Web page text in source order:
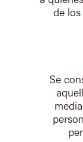
de
Se